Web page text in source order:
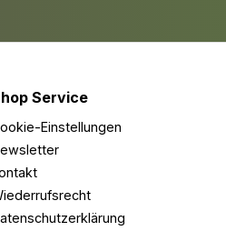
Service
Einstellungen